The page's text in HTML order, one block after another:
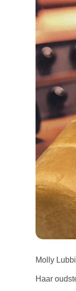
Molly
Haar